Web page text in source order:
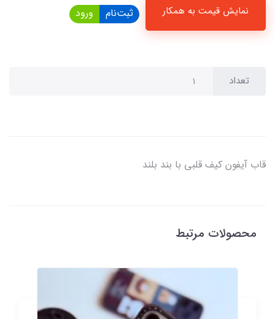
نمایش قیمت به همکار ثبت‌نام ورود
تعداد
قاب آیفون کیف قلبی با بند بلند
محصولات مرتبط